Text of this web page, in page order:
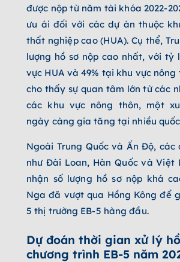
được nộp từ năm tài khóa 2022-
ưu ái đối với các dự án thuộc
thất nghiệp cao (HUA). Cụ thể,
lượng hồ sơ nộp cao nhất, với tỷ
vực HUA và 49% tại khu vực
cho thấy sự quan tâm lớn từ các
các khu vực nông thôn, một
ngày càng gia tăng tại nhiều
Ngoài Trung Quốc và Ấn Độ, các
như Đài Loan, Hàn Quốc và Việt
nhận số lượng hồ sơ nộp khá
Nga đã vượt qua Hồng Kông để
5 thị trường EB-5 hàng đầu.
Dự đoán thời gian xử lý
chương trình EB-5 năm